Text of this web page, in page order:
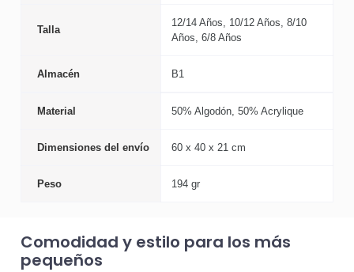
Talla
12/14 Años, 10/12 Años, 8/10
Años, 6/8 Años
Almacén B1
Material 50% Algodón, 50% Acrylique
Dimensiones del envío 60 x 40 x 21 cm
Peso 194 gr
Comodidad y estilo para los más
pequeños